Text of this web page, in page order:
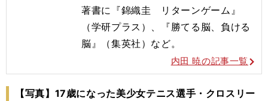
著書に『錦織圭 リターンゲーム』
（学研プラス）、『勝てる脳、負ける
脳』（集英社）など。
内田 暁の記事一覧
【写真】17歳になった美少女テニス選手・クロスリー